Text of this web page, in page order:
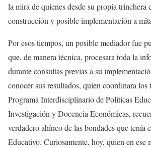
la mira de quienes desde su propia trinchera
construcción y posible implementación a
Por esos tiempos, un posible mediador fue
que, de manera técnica, procesara toda la
durante consultas previas a su
conocer sus resultados, quien coordinara los
Programa Interdisciplinario de Políticas
Investigación y Docencia Económicas,
verdadero ahínco de las bondades que tenía
Educativo. Curiosamente, hoy, quien en ese